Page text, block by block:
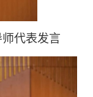
代表发言